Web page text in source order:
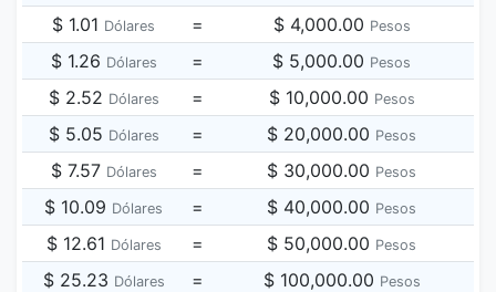
$ 1.01 Dólares = $ 4,000.00 Pesos
$ 1.26 Dólares = $ 5,000.00 Pesos
$ 2.52 Dólares = $ 10,000.00 Pesos
$ 5.05 Dólares = $ 20,000.00 Pesos
$ 7.57 Dólares = $ 30,000.00 Pesos
$ 10.09 Dólares = $ 40,000.00 Pesos
$ 12.61 Dólares = $ 50,000.00 Pesos
$ 25.23 Dólares = $ 100,000.00 Pesos